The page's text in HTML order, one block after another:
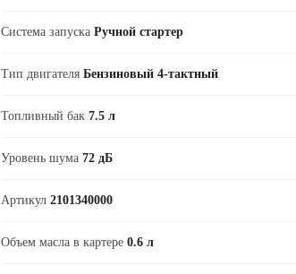
Система запуска Ручной стартер
Тип двигателя Бензиновый 4-тактный
Топливный бак 7.5 л
Уровень шума 72 дБ
Артикул 2101340000
Объем масла в картере 0.6 л